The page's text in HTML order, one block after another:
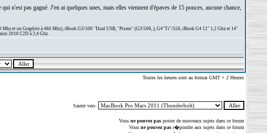
n'est pas gagné. J'en ai quelques unes, mais elles viennent d'épaves de 15 pouces, aucune chance,
et un Graphite à 466 Mhz), iBook G3/500 "Dual USB, "Pismo" (G3/500, ), G4"Ti"/550, iBook G4 12" 1,2 Ghz et 14"
2010 C2D à 2,4 Ghz.
Toutes les heures sont au format GMT + 2 Heures
Sauter vers:
Vous ne pouvez pasposter de nouveaux sujets dans ce forum
Vous ne pouvez pasr�pondre aux sujets dans ce forum